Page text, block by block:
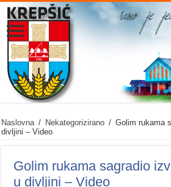
Naslovna / Nekategorizirano / Golim rukama
divljini – Video
Golim rukama sagradio
u divljini – Video